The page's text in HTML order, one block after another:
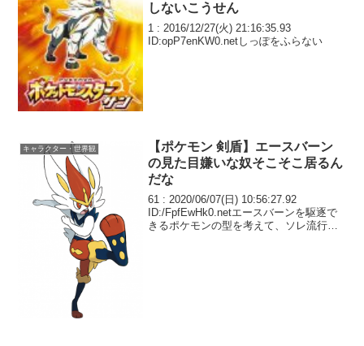
しないこうせん
1 : 2016/12/27(火) 21:16:35.93
ID:opP7enKW0.netしっぽをふらない
キャラクター・世界観
【ポケモン 剣盾】エースバーン
の見た目嫌いな奴そこそこ居るん
だな
61 : 2020/06/07(日) 10:56:27.92
ID:/FpfEwHk0.netエースバーンを駆逐で
きるポケモンの型を考えて、ソレ流行ら